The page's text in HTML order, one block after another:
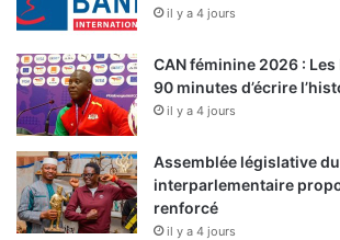
il y a 4 jours
CAN féminine 2026 :
90 minutes d’écrire
il y a 4 jours
Assemblée législative
interparlementaire
renforcé
il y a 4 jours